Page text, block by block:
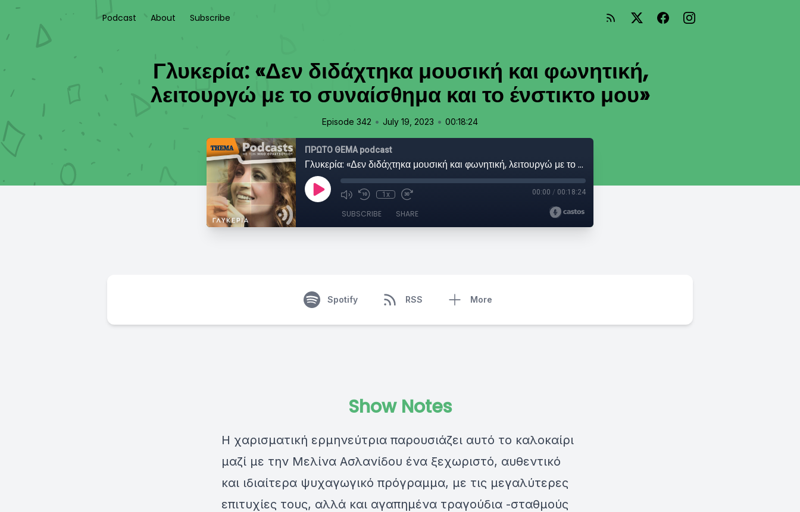
Podcast About Subscribe
Γλυκερία: «Δεν διδάχτηκα μουσική και φωνητική,
λειτουργώ με το συναίσθημα και το ένστικτο μου»
Episode 342 • July 19, 2023 • 00:18:24
ΠΡΩΤΟ ΘΕΜΑ podcast
Γλυκερία: «Δεν διδάχτηκα μουσική και φωνητική, λειτουργώ με το συναίσθημα και το ένστικτο μου»
1x 00:00 / 00:18:24
SUBSCRIBE SHARE
Spotify RSS More
Show Notes
Η χαρισματική ερμηνεύτρια παρουσιάζει αυτό το καλοκαίρι
μαζί με την Μελίνα Ασλανίδου ένα ξεχωριστό, αυθεντικό
και ιδιαίτερα ψυχαγωγικό πρόγραμμα, με τις μεγαλύτερες
επιτυχίες τους, αλλά και αγαπημένα τραγούδια -σταθμούς